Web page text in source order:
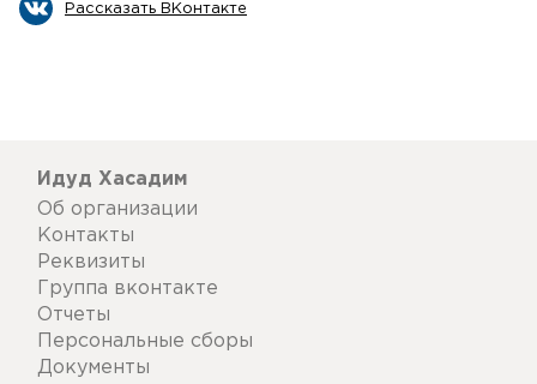
Рассказать ВКонтакте
Идуд Хасадим
Об организации
Контакты
Реквизиты
Группа вконтакте
Отчеты
Персональные сборы
Документы